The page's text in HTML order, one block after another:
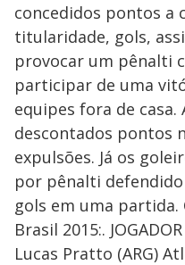
concedidos pontos a
titularidade, gols,
provocar um pênalti
participar de uma
equipes fora de casa.
descontados pontos
expulsões. Já os
por pênalti
gols em uma partida.
Brasil 2015:.
Lucas Pratto (ARG)